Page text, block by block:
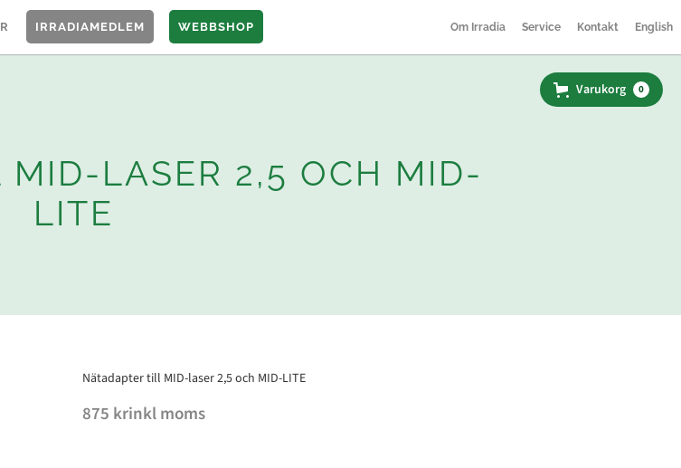
IRRADIAMEDLEM WEBBSHOP Om Irradia Service Kontakt English
MID-LASER 2,5 OCH MID-
LITE
Nätadapter till MID-laser 2,5 och MID-LITE
875 krinkl moms
Varukorg 0